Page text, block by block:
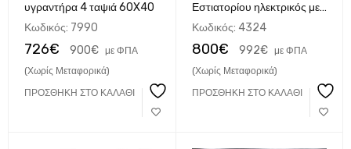
υγραντήρα 4 ταψιά 60X40
Κωδικός: 7990
726€ 900€ με ΦΠΑ
(Χωρίς Μεταφορικά)
ΠΡΟΣΘΉΚΗ ΣΤΟ ΚΑΛΆΘΙ
Εστιατορίου ηλεκτρικός με
αέρα αναλογικός TDM 4
Κωδικός: 4324
800€ 992€
με ΦΠΑ
(Χωρίς Μεταφορικά)
ΠΡΟΣΘΉΚΗ ΣΤΟ ΚΑΛΆΘΙ